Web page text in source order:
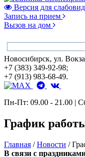
Версия для
Запись на прием
Вызов на дом
Новосибирск, ул.
+7 (383) 349-92-98;
+7 (913) 983-68-49.
Пн-Пт: 09.00 - 21.00 |
График
Главная /Новости /
В связи с